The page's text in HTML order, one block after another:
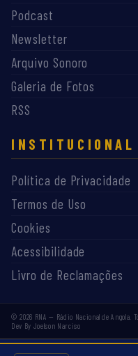
Podcast
Newsletter
Arquivo Sonoro
Galeria de Fotos
RSS
INSTITUCIONAL
Política de Privacidade
Termos de Uso
Cookies
Acessibilidade
Livro de Reclamações
©2026 RNA — Rádio Nacional de Angola.
Dev By Joelson Narciso